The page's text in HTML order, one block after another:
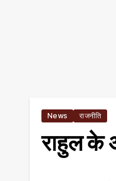
News राजनीति
राहुल के